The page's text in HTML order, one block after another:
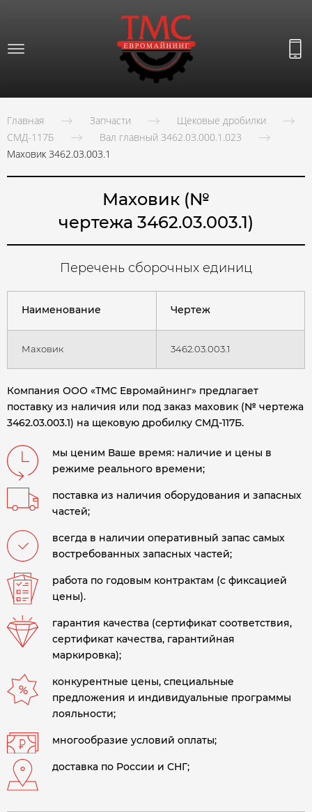
Главная Запчасти
Щековые дробилки
СМД-117Б
Вал главный 3462.03.000.1.023
Маховик 3462.03.003.1
Маховик (№
чертежа 3462.03.003.1)
Перечень сборочных единиц
Наименование Чертеж
Маховик 3462.03.003.1
Компания ООО «ТМС Евромайнинг» предлагает
поставку из наличия или под заказ маховик (№ чертежа
3462.03.003.1) на щековую дробилку СМД-117Б.
мы ценим Ваше время: наличие и цены в
режиме реального времени;
поставка из наличия оборудования и запасных
частей;
всегда в наличии оперативный запас самых
востребованных запасных частей;
работа по годовым контрактам (с фиксацией
цены).
гарантия качества (сертификат соответствия,
сертификат качества, гарантийная
маркировка);
конкурентные цены, специальные
предложения и индивидуальные программы
лояльности;
многообразие условий оплаты;
доставка по России и СНГ;